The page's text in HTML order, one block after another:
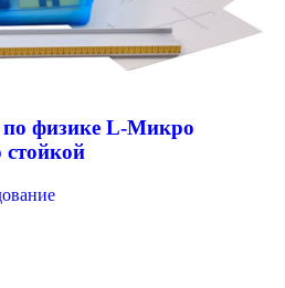
физике L-Микро
стойкой